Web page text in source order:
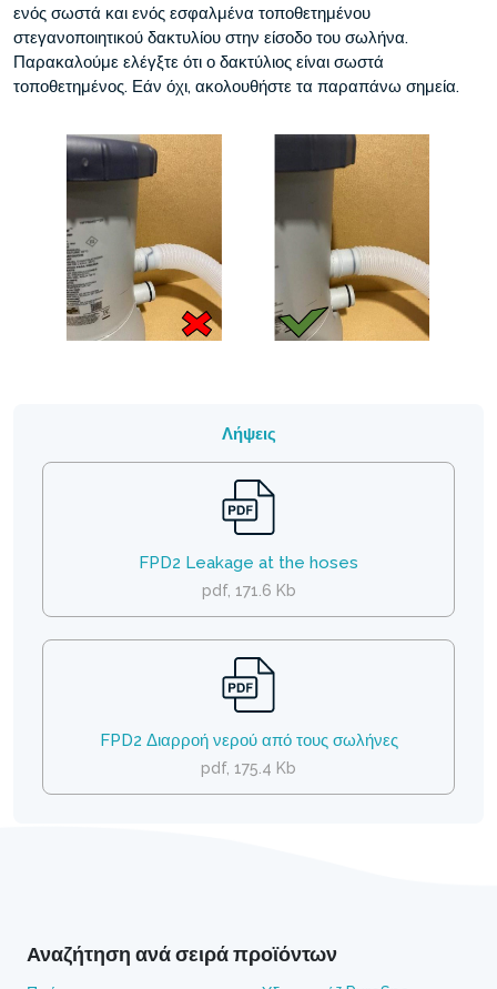
ενός σωστά και ενός εσφαλμένα τοποθετημένου
στεγανοποιητικού δακτυλίου στην είσοδο του σωλήνα.
Παρακαλούμε ελέγξτε ότι ο δακτύλιος είναι σωστά
τοποθετημένος. Εάν όχι, ακολουθήστε τα παραπάνω σημεία.
Λήψεις
FPD2 Leakage at the hoses
pdf, 171.6 Kb
FPD2 Διαρροή νερού από τους σωλήνες
pdf, 175.4 Kb
Αναζήτηση ανά σειρά προϊόντων